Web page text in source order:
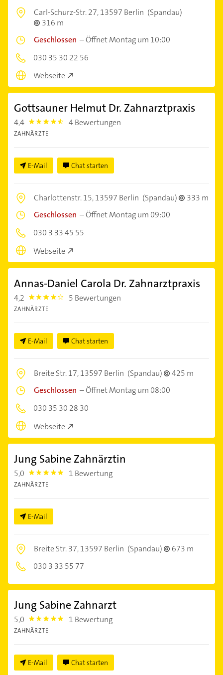
Carl-Schurz-Str. 27,13597 Berlin (Spandau)
316 m
Geschlossen –Öffnet Montag um 10:00
030 35 30 22 56
Webseite
Gottsauner Helmut Dr. Zahnarztpraxis
4,4 4.4 4 Bewertungen
ZAHNÄRZTE
E-Mail Chat starten
Charlottenstr. 15,13597 Berlin (Spandau)
333 m
Geschlossen –Öffnet Montag um 09:00
030 3 33 45 55
Webseite
Annas-Daniel Carola Dr. Zahnarztpraxis
4,2 4.2000003 5 Bewertungen
ZAHNÄRZTE
E-Mail Chat starten
Breite Str. 17,13597 Berlin (Spandau)
425 m
Geschlossen –Öffnet Montag um 08:00
030 35 30 28 30
Webseite
Jung Sabine Zahnärztin
5,0 5.0 1 Bewertung
ZAHNÄRZTE
E-Mail
Breite Str. 37,13597 Berlin (Spandau)
673 m
030 3 33 55 77
Jung Sabine Zahnarzt
5,0 5.0 1 Bewertung
ZAHNÄRZTE
E-Mail Chat starten